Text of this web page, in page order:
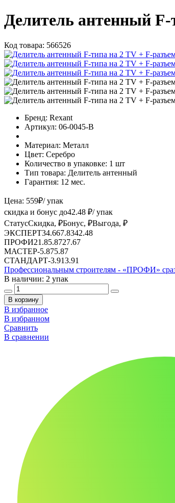
Делитель антенный
Код товара: 566526
Бренд: Rexant
Артикул: 06-0045-B
Материал: Металл
Цвет: Серебро
Количество в упаковке: 1 шт
Тип товара: Делитель антенный
Гарантия: 12 мес.
Цена: 559₽/ упак
скидка и бонус до42.48 ₽/ упак
СтатусСкидка, ₽Бонус, ₽Выгода, ₽
ЭКСПЕРТ34.667.8342.48
ПРОФИ21.85.8727.67
МАСТЕР-5.875.87
СТАНДАРТ-3.913.91
Профессиональным строителям - «ПРОФИ»
В наличии: 2 упак
В корзину
В избранное
В избранном
Сравнить
В сравнении